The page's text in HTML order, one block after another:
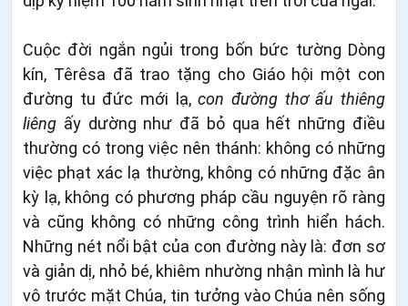
Cuộc đời ngắn ngủi trong bốn bức tường Dòng
kín, Têrêsa đã trao tặng cho Giáo hội một con
đường tu đức mới lạ,con đường thơ ấu thiêng
liêng ấy dường như đã bỏ qua hết những điều
thường có trong việc nên thánh: không có những
việc phạt xác lạ thường, không có những đặc ân
kỳ lạ, không có phương pháp cầu nguyện rõ ràng
và cũng không có những công trình hiển hách.
Những nét nổi bật của con đường này là: đơn sơ
và giản dị, nhỏ bé, khiêm nhường nhận mình là hư
vô trước mặt Chúa, tin tưởng vào Chúa nên sống